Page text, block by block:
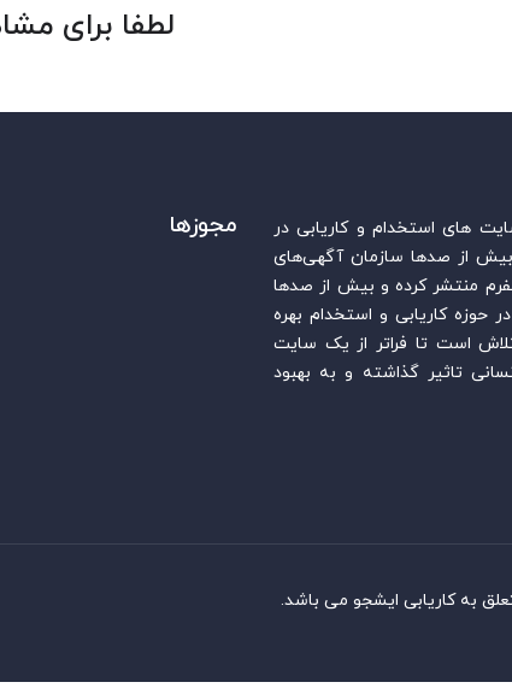
لطفا برای
های استخدام و کاریابی در
از صدها سازمان آگهی‌های
منتشر کرده و بیش از صدها
حوزه کاریابی و استخدام بهره
تلاش است تا فراتر از یک سایت
تاثیر گذاشته و به بهبود
مجوزها
به کاریابی ایشجو می باشد.